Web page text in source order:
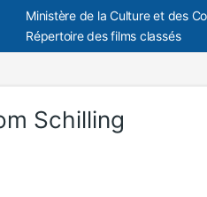
Ministère de la Culture et des
Répertoire des films classés
Schilling